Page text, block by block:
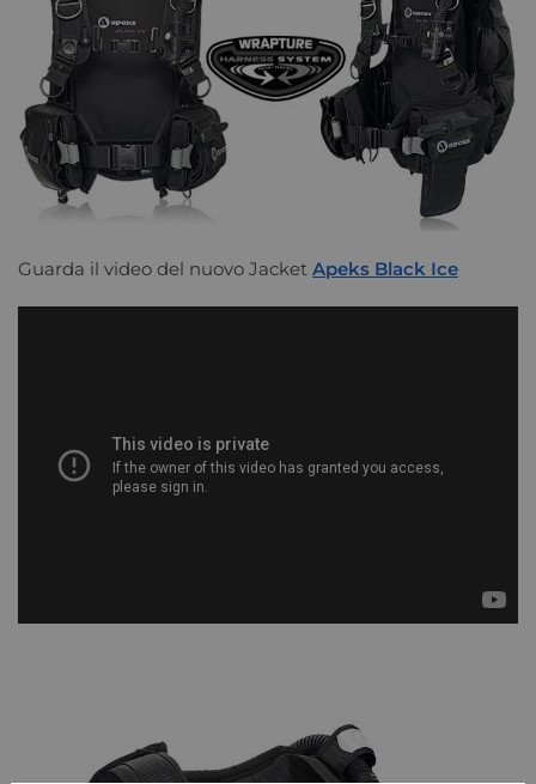
Guarda il video del nuovo Jacket Apeks Black Ice